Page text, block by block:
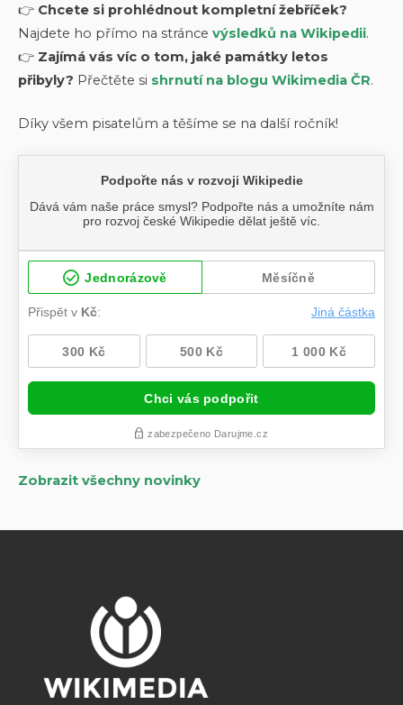
👉 Chcete si prohlédnout kompletní žebříček?
Najdete ho přímo na stránce výsledků na Wikipedii.
👉 Zajímá vás víc o tom, jaké památky letos
přibyly? Přečtěte si shrnutí na blogu Wikimedia ČR.
Díky všem pisatelům a těšíme se na další ročník!
Zobrazit všechny novinky